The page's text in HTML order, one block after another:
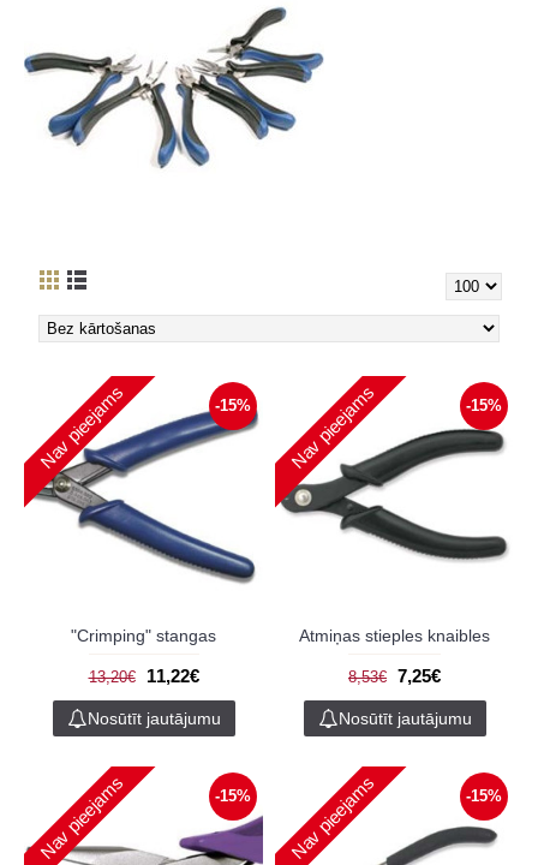
-15%
Nav pieejams
"Crimping" stangas
13,20€ 11,22€
Nosūtīt jautājumu
-15%
Nav pieejams
Atmiņas stieples knaibles
8,53€ 7,25€
Nosūtīt jautājumu
-15%
Nav pieejams -15%
Nav pieejams